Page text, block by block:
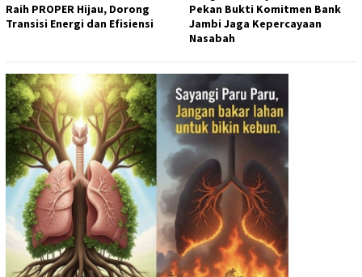
Raih PROPER Hijau, Dorong
Transisi Energi dan Efisiensi
Pekan Bukti Komitmen Bank
Jambi Jaga Kepercayaan
Nasabah